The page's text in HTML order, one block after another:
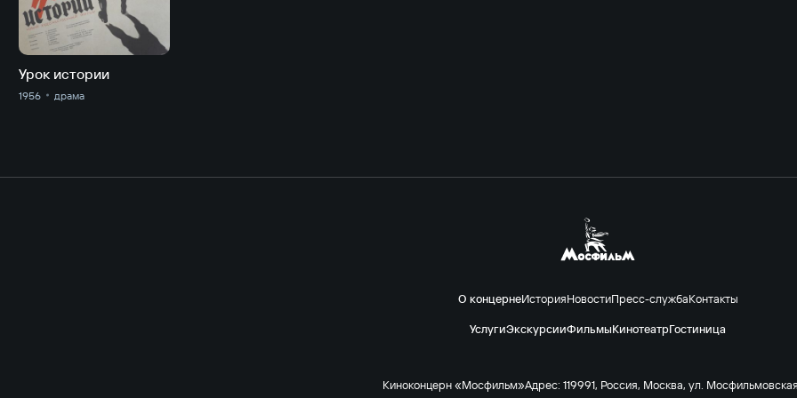
Урок истории
1956 драма
О концернеИсторияНовостиПресс-службаКонтакты
УслугиЭкскурсииФильмыКинотеатрГостиница
Киноконцерн «Мосфильм»Адрес: 119991, Россия, Москва, ул.